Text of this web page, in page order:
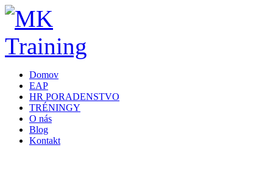
Domov
EAP
HR PORADENSTVO
TRÉNINGY
O nás
Blog
Kontakt